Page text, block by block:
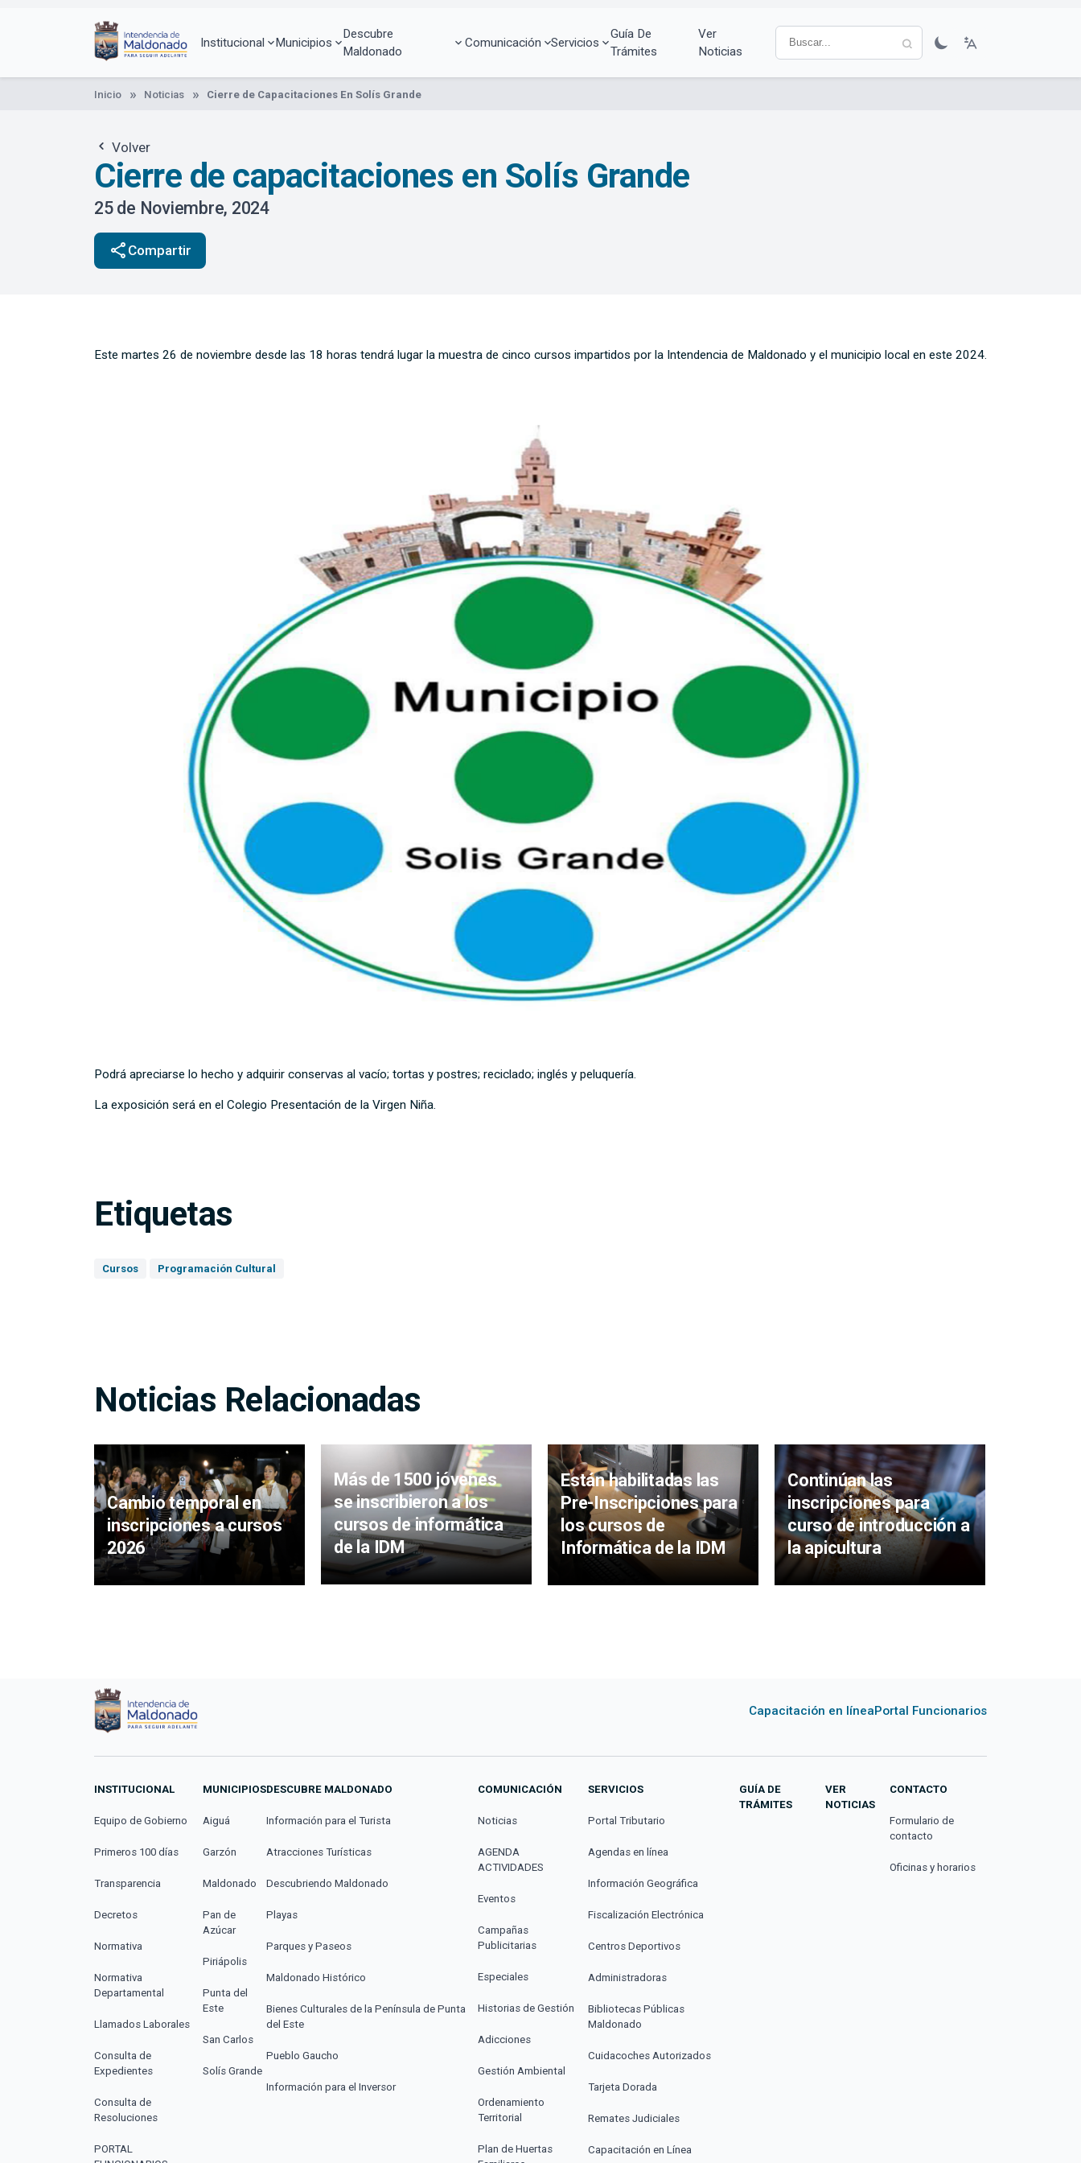
Institucional Municipios
Descubre
Maldonado
Comunicación Servicios
Guía De
Trámites
Ver
Noticias
Inicio Noticias Cierre de Capacitaciones En Solís Grande
Volver
Cierre de capacitaciones en Solís Grande
25 de Noviembre, 2024
share Compartir
Este martes 26 de noviembre desde las 18 horas tendrá lugar la muestra de cinco cursos impartidos por la Intendencia de Maldonado y el municipio local en este 2024.
Podrá apreciarse lo hecho y adquirir conservas al vacío; tortas y postres; reciclado; inglés y peluquería.
La exposición será en el Colegio Presentación de la Virgen Niña.
Etiquetas
Cursos Programación Cultural
Noticias Relacionadas
Cambio temporal en
inscripciones a cursos
2026
Más de 1500 jóvenes
se inscribieron a los
cursos de informática
de la IDM
Están habilitadas las
Pre-Inscripciones para
los cursos de
Informática de la IDM
Continúan las
inscripciones para
curso de introducción a
la apicultura
Capacitación en líneaPortal Funcionarios
INSTITUCIONAL
Equipo de Gobierno
Primeros 100 días
Transparencia
Decretos
Normativa
Normativa
Departamental
Llamados Laborales
Consulta de
Expedientes
Consulta de
Resoluciones
PORTAL
MUNICIPIOS
Aiguá
Garzón
Maldonado
Pan de
Azúcar
Piriápolis
Punta del
Este
San Carlos
Solís Grande
DESCUBRE MALDONADO
Información para el Turista
Atracciones Turísticas
Descubriendo Maldonado
Playas
Parques y Paseos
Maldonado Histórico
Bienes Culturales de la Península de Punta
del Este
Pueblo Gaucho
Información para el Inversor
COMUNICACIÓN
Noticias
AGENDA
ACTIVIDADES
Eventos
Campañas
Publicitarias
Especiales
Historias de Gestión
Adicciones
Gestión Ambiental
Ordenamiento
Territorial
Plan de Huertas
SERVICIOS
Portal Tributario
Agendas en línea
Información Geográfica
Fiscalización Electrónica
Centros Deportivos
Administradoras
Bibliotecas Públicas
Maldonado
Cuidacoches Autorizados
Tarjeta Dorada
Remates Judiciales
Capacitación en Línea
GUÍA DE
TRÁMITES
VER
NOTICIAS
CONTACTO
Formulario de
contacto
Oficinas y horarios